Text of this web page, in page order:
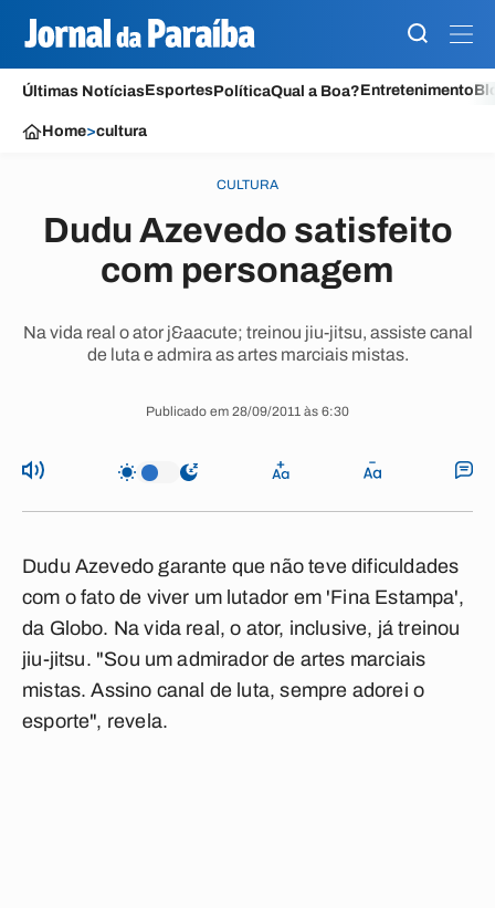
Últimas NotíciasEsportesPolíticaQual a Boa?Entretenimento
Home>cultura
CULTURA
Dudu Azevedo satisfeito
com personagem
Na vida real o ator j&aacute; treinou jiu-jitsu, assiste canal
de luta e admira as artes marciais mistas.
Publicado em 28/09/2011 às 6:30
Dudu Azevedo garante que não teve dificuldades
com o fato de viver um lutador em 'Fina Estampa',
da Globo. Na vida real, o ator, inclusive, já treinou
jiu-jitsu. "Sou um admirador de artes marciais
mistas. Assino canal de luta, sempre adorei o
esporte", revela.